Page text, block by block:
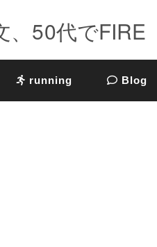
、50代でFIRE
running Blog